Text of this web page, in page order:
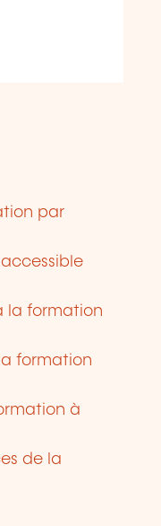
par
la formation
formation
à
de la